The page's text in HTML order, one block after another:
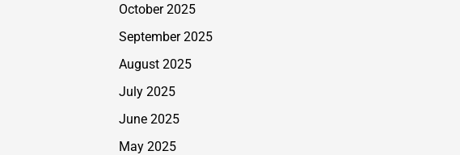
October 2025
September 2025
August 2025
July 2025
June 2025
May 2025